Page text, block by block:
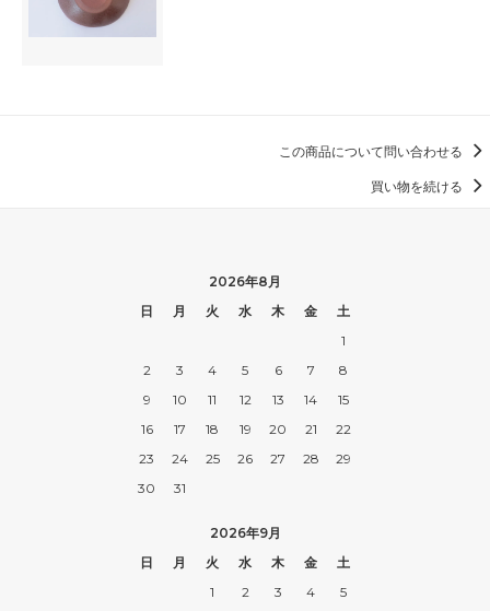
この商品について問い合わせる
買い物を続ける
2026年8月
日
月 火 水 木 金
土
1
2
3 4 5 6 7
8
9
10 11 12 13 14
15
16
17 18 19 20 21
22
23
24 25 26 27 28
29
30
31
2026年9月
日
月 火 水 木 金
土
1
2 3 4
5